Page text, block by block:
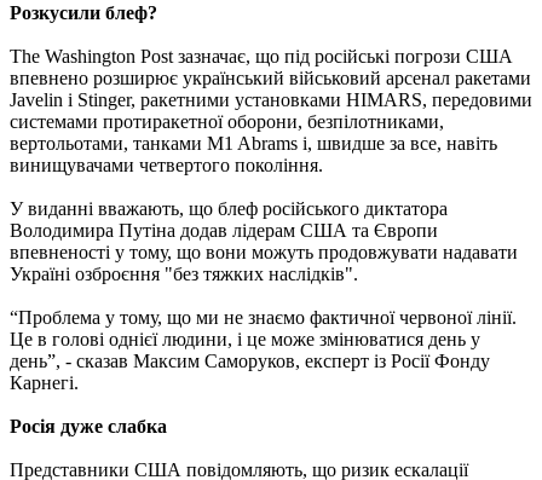
Розкусили блеф?
The Washington Post зазначає, що під російські погрози США
впевнено розширює український військовий арсенал ракетами
Javelin і Stinger, ракетними установками HIMARS, передовими
системами протиракетної оборони, безпілотниками,
вертольотами, танками M1 Abrams і, швидше за все, навіть
винищувачами четвертого покоління.
У виданні вважають, що блеф російського диктатора
Володимира Путіна додав лідерам США та Європи
впевненості у тому, що вони можуть продовжувати надавати
Україні озброєння "без тяжких наслідків".
“Проблема у тому, що ми не знаємо фактичної червоної лінії.
Це в голові однієї людини, і це може змінюватися день у
день”, - сказав Максим Саморуков, експерт із Росії Фонду
Карнегі.
Росія дуже слабка
Представники США повідомляють, що ризик ескалації